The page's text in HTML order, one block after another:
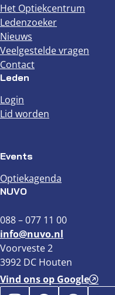
Het Optiekcentrum
Ledenzoeker
Nieuws
Veelgestelde vragen
Contact
Leden
Login
Lid worden
Events
Optiekagenda
NUVO
088 – 077 11 00
info@nuvo.nl
Voorveste 2
3992 DC Houten
Vind ons op Google